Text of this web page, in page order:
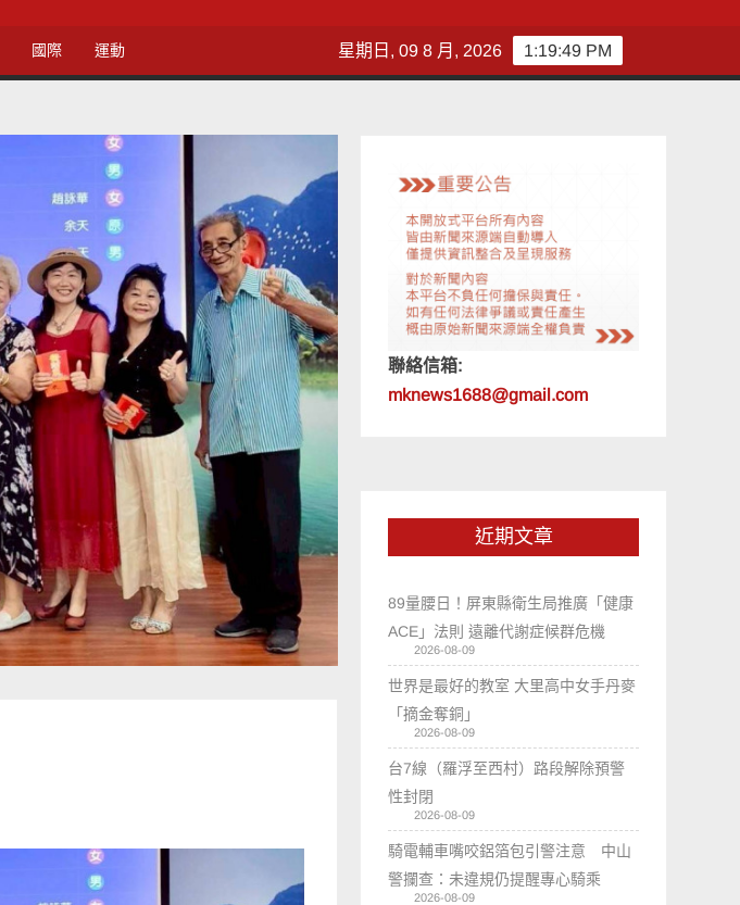
國際 運動 1:19:51 PM
星期日, 09 8 月, 2026
聯絡信箱:
mknews1688@gmail.com
近期文章
89量腰日！屏東縣衛生局推廣「健康
ACE」法則 遠離代謝症候群危機
2026-08-09
世界是最好的教室 大里高中女手丹麥
「摘金奪銅」
2026-08-09
台7線（羅浮至西村）路段解除預警
性封閉
2026-08-09
騎電輔車嘴咬鋁箔包引警注意 中山
警攔查：未違規仍提醒專心騎乘
2026-08-09